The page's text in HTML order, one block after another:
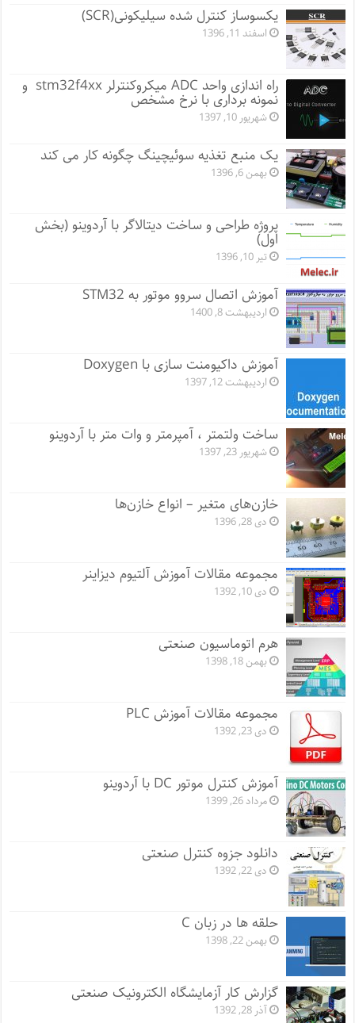
یکسوساز کنترل شده سیلیکونی(SCR)
اسفند 11, 1396
راه اندازی واحد ADC میکروکنترلر stm32f4xx و
نمونه برداری با نرخ مشخص
شهریور 10, 1397
یک منبع تغذیه سوئیچینگ چگونه کار می کند
بهمن 6, 1396
پروژه طراحی و ساخت دیتالاگر با آردوینو (بخش
اول)
تیر 10, 1396
آموزش اتصال سروو موتور به STM32
اردیبهشت 8, 1400
آموزش داکیومنت سازی با Doxygen
اردیبهشت 12, 1397
ساخت ولتمتر ، آمپرمتر و وات متر با آردوینو
شهریور 23, 1397
خازن‌های متغیر – انواع خازن‌ها
دی 28, 1396
مجموعه مقالات آموزش آلتیوم دیزاینر
دی 10, 1392
هرم اتوماسیون صنعتی
بهمن 18, 1398
مجموعه مقالات آموزش PLC
دی 23, 1392
آموزش کنترل موتور DC با آردوینو
مرداد 26, 1399
دانلود جزوه کنترل صنعتی
دی 22, 1392
حلقه ها در زبان C
بهمن 22, 1398
گزارش کار آزمایشگاه الکترونیک صنعتی
آذر 28, 1392